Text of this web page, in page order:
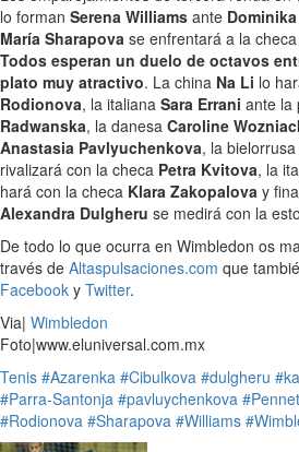
lo forman Serena Williams ante
María Sharapova se enfrentará a la checa
Todos esperan un duelo de octavos
plato muy atractivo. La china Na Li lo
Rodionova, la italiana Sara Errani ante la
Radwanska, la danesa Caroline
Anastasia Pavlyuchenkova, la bielorrusa
rivalizará con la checa Petra Kvitova, la
hará con la checa Klara Zakopalova y
Alexandra Dulgheru se medirá con la
De todo lo que ocurra en Wimbledon os
través de Altaspulsaciones.com que
Facebook y Twitter.
Via| Wimbledon
Foto|www.eluniversal.com.mx
Tenis #Azarenka #Cibulkova #dulgheru
#Parra-Santonja #pavluychenkova
#Rodionova #Sharapova #Williams